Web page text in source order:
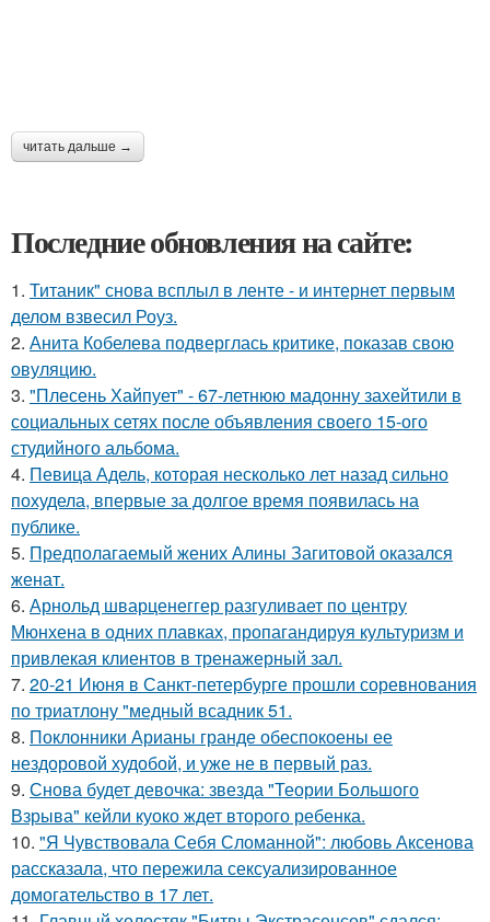
читать дальше →
Последние обновления на сайте:
1. Титаник" снова всплыл в ленте - и интернет первым
делом взвесил Роуз.
2. Анита Кобелева подверглась критике, показав свою
овуляцию.
3. "Плесень Хайпует" - 67-летнюю мадонну захейтили в
социальных сетях после объявления своего 15-ого
студийного альбома.
4. Певица Адель, которая несколько лет назад сильно
похудела, впервые за долгое время появилась на
публике.
5. Предполагаемый жених Алины Загитовой оказался
женат.
6. Арнольд шварценеггер разгуливает по центру
Мюнхена в одних плавках, пропагандируя культуризм и
привлекая клиентов в тренажерный зал.
7. 20-21 Июня в Санкт-петербурге прошли соревнования
по триатлону "медный всадник 51.
8. Поклонники Арианы гранде обеспокоены ее
нездоровой худобой, и уже не в первый раз.
9. Снова будет девочка: звезда "Теории Большого
Взрыва" кейли куоко ждет второго ребенка.
10. "Я Чувствовала Себя Сломанной": любовь Аксенова
рассказала, что пережила сексуализированное
домогательство в 17 лет.